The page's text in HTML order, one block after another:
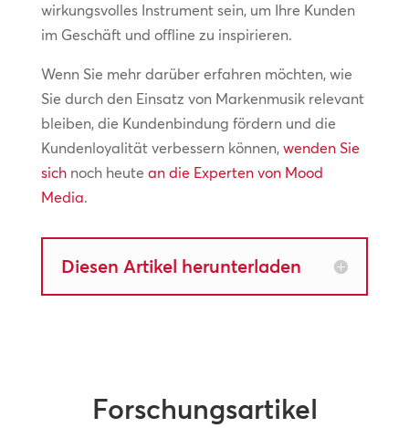
wirkungsvolles Instrument sein, um Ihre Kunden
im Geschäft und offline zu inspirieren.
Wenn Sie mehr darüber erfahren möchten, wie
Sie durch den Einsatz von Markenmusik relevant
bleiben, die Kundenbindung fördern und die
Kundenloyalität verbessern können, wenden Sie
sichnoch heute an die Experten von Mood
Media.
Diesen Artikel herunterladen
Forschungsartikel